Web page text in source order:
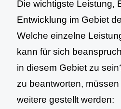
Die wichtigste Leistung,
Entwicklung im Gebiet
Welche einzelne
kann für sich
in diesem Gebiet zu
zu beantworten,
weitere gestellt werden: